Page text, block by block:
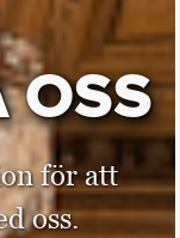
OSS
för att
oss.